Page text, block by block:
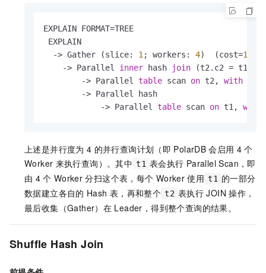
EXPLAIN FORMAT=TREE
EXPLAIN
-> Gather (slice: 1; workers: 4)  (cost=10.82
-> Parallel inner hash join (t2.c2 =
-> Parallel table scan on t2, with
-> Parallel hash
-> Parallel table scan on t1, with
上述是并行度为 4 的并行查询计划（即 PolarDB 会启用 4 个
Worker 来执行查询）。其中 t1 表会执行 Parallel Scan，即
由 4 个 Worker 分扫这个表，每个 Worker 使用 t1 的一部分
数据建立各自的 Hash 表，再和整个 t2 表执行 JOIN 操作，
最后收集（Gather）在 Leader，得到整个查询的结果。
Shuffle Hash Join